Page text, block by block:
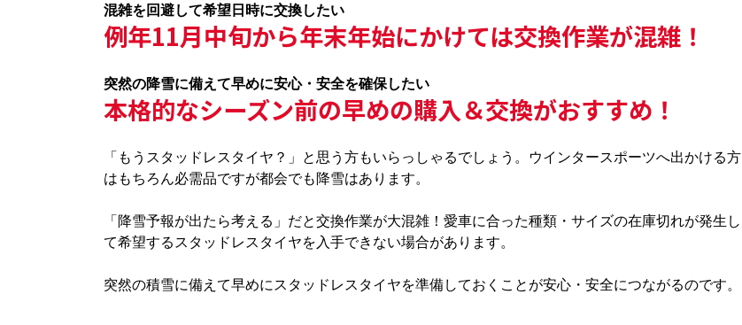
混雑を回避して希望日時に交換したい
例年11月中旬から年末年始にかけては交換作業が混雑！
突然の降雪に備えて早めに安心・安全を確保したい
本格的なシーズン前の早めの購入＆交換がおすすめ！
「もうスタッドレスタイヤ？」と思う方もいらっしゃるでしょう。ウインタースポーツへ出かける方
はもちろん必需品ですが都会でも降雪はあります。
「降雪予報が出たら考える」だと交換作業が大混雑！愛車に合った種類・サイズの在庫切れが発生し
て希望するスタッドレスタイヤを入手できない場合があります。
突然の積雪に備えて早めにスタッドレスタイヤを準備しておくことが安心・安全につながるのです。